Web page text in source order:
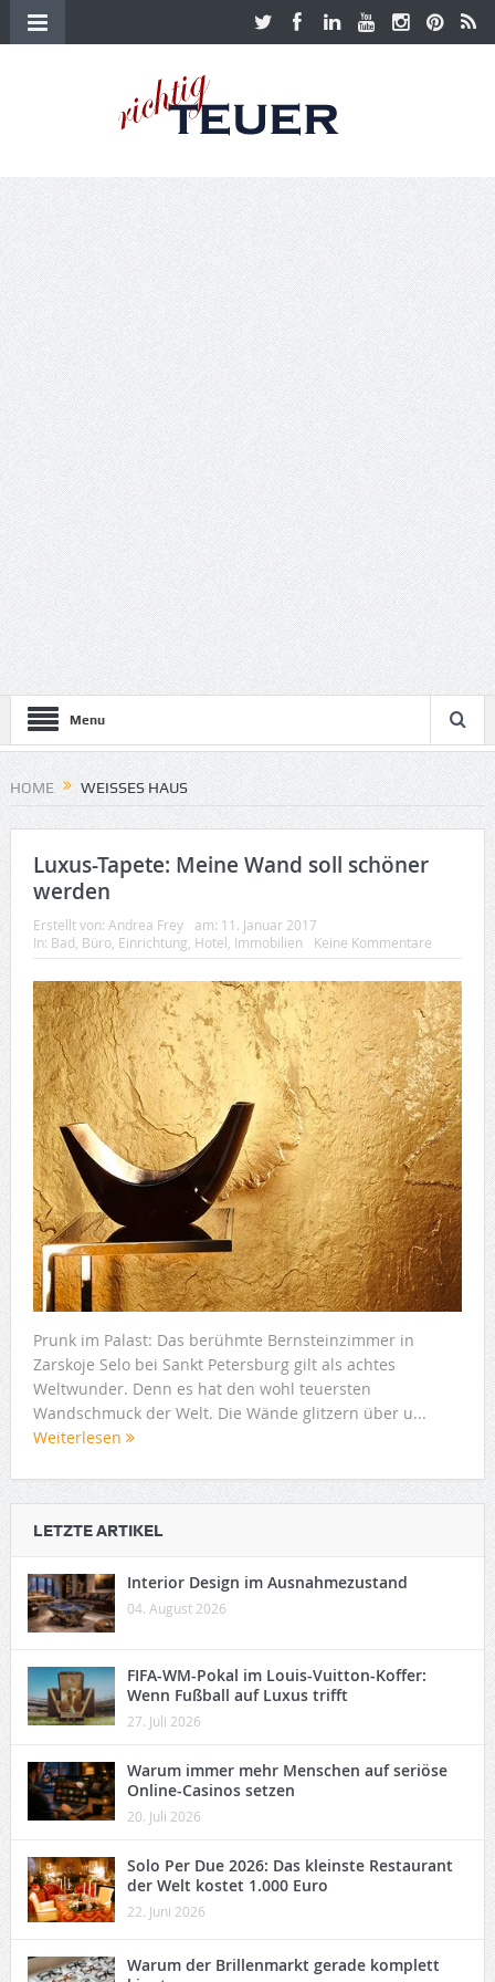
Menu
HOME WEISSES HAUS
Luxus-Tapete: Meine Wand soll schöner
werden
Erstellt von: Andrea Frey am: 11. Januar 2017
In: Bad Büro, Einrichtung Hotel Immobilien Keine Kommentare
Prunk im Palast: Das berühmte Bernsteinzimmer in
Zarskoje Selo bei Sankt Petersburg gilt als achtes
Weltwunder. Denn es hat den wohl teuersten
Wandschmuck der Welt. Die Wände glitzern über u...
Weiterlesen
LETZTE ARTIKEL
Interior Design im Ausnahmezustand
04. August 2026
FIFA-WM-Pokal im Louis-Vuitton-Koffer:
Wenn Fußball auf Luxus trifft
27. Juli 2026
Warum immer mehr Menschen auf seriöse
Online-Casinos setzen
20. Juli 2026
Solo Per Due 2026: Das kleinste Restaurant
der Welt kostet 1.000 Euro
22. Juni 2026
Warum der Brillenmarkt gerade komplett